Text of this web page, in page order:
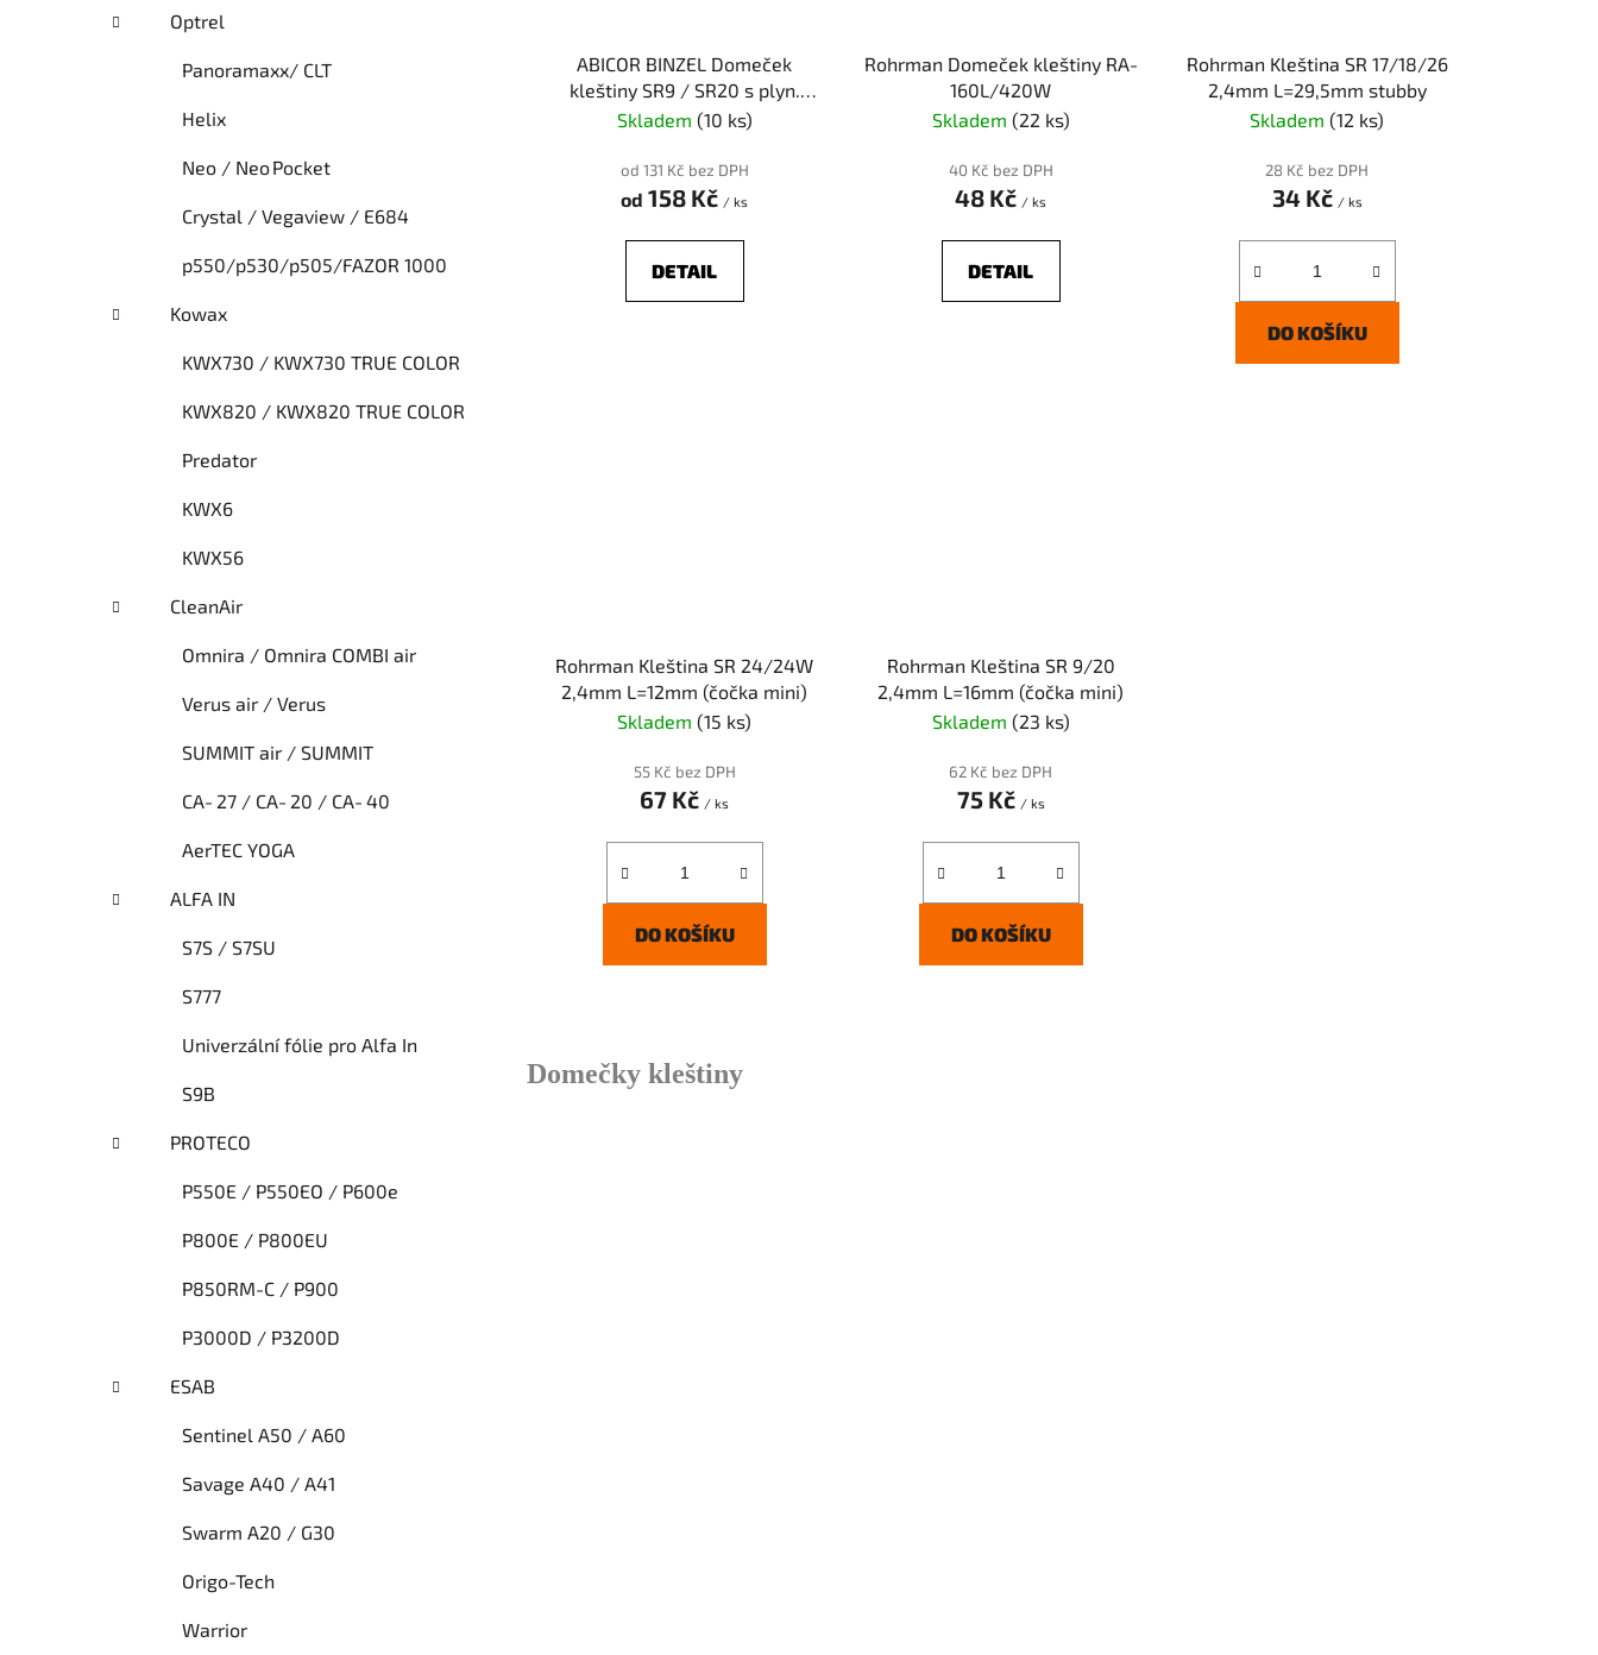
Optrel
Panoramaxx/ CLT
Helix
Neo / Neo Pocket
Crystal / Vegaview / E684
p550/p530/p505/FAZOR 1000
Kowax
KWX730 / KWX730 TRUE COLOR
KWX820 / KWX820 TRUE COLOR
Predator
KWX6
KWX56
CleanAir
Omnira / Omnira COMBI air
Verus air / Verus
SUMMIT air / SUMMIT
CA‑27 / CA‑20 / CA‑40
AerTEC YOGA
ALFA IN
S7S / S7SU
S777
Univerzální fólie pro Alfa In
S9B
PROTECO
P550E / P550EO / P600e
P800E / P800EU
P850RM-C / P900
P3000D / P3200D
ESAB
Sentinel A50 / A60
Savage A40 / A41
Swarm A20 / G30
Origo-Tech
Warrior
ABICOR BINZEL Domeček
kleštiny SR9 / SR20 s plyn.
čočkou
Skladem (10 ks)
od 131 Kč bez DPH
od 158 Kč / ks
DETAIL
Rohrman Domeček kleštiny RA-
160L/420W
Skladem (22 ks)
40 Kč bez DPH
48 Kč / ks
DETAIL
Rohrman Kleština SR 17/18/26
2,4mm L=29,5mm stubby
Skladem(12 ks)
28 Kč bez DPH
34 Kč / ks
DO KOŠÍKU
Rohrman Kleština SR 24/24W
2,4mm L=12mm (čočka mini)
Skladem(15 ks)
55 Kč bez DPH
67 Kč / ks
DO KOŠÍKU
Rohrman Kleština SR 9/20
2,4mm L=16mm (čočka mini)
Skladem (23 ks)
62 Kč bez DPH
75 Kč / ks
DO KOŠÍKU
Domečky kleštiny